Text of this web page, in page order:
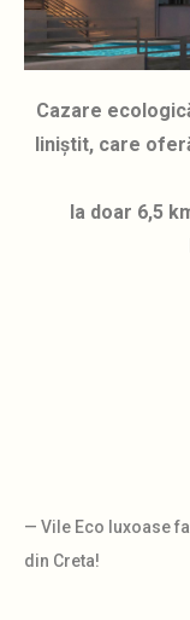
Cazare
liniștit, care
la doar 6,5
— Vile Eco luxoase
din Creta!